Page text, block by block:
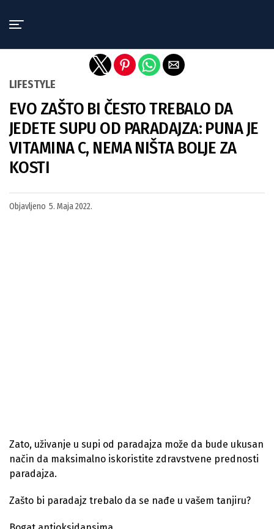
LIFESTYLE
EVO ZAŠTO BI ČESTO TREBALO DA
JEDETE SUPU OD PARADAJZA: PUNA JE
VITAMINA C, NEMA NIŠTA BOLJE ZA
KOSTI
Objavljeno 5. Maja 2022.
Zato, uživanje u supi od paradajza može da bude ukusan
način da maksimalno iskoristite zdravstvene prednosti
paradajza.
Zašto bi paradajz trebalo da se nađe u vašem tanjiru?